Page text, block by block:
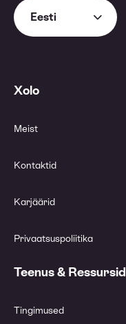
Eesti
Xolo
Meist
Kontaktid
Karjäärid
Privaatsuspoliitika
Teenus & Ressursid
Tingimused